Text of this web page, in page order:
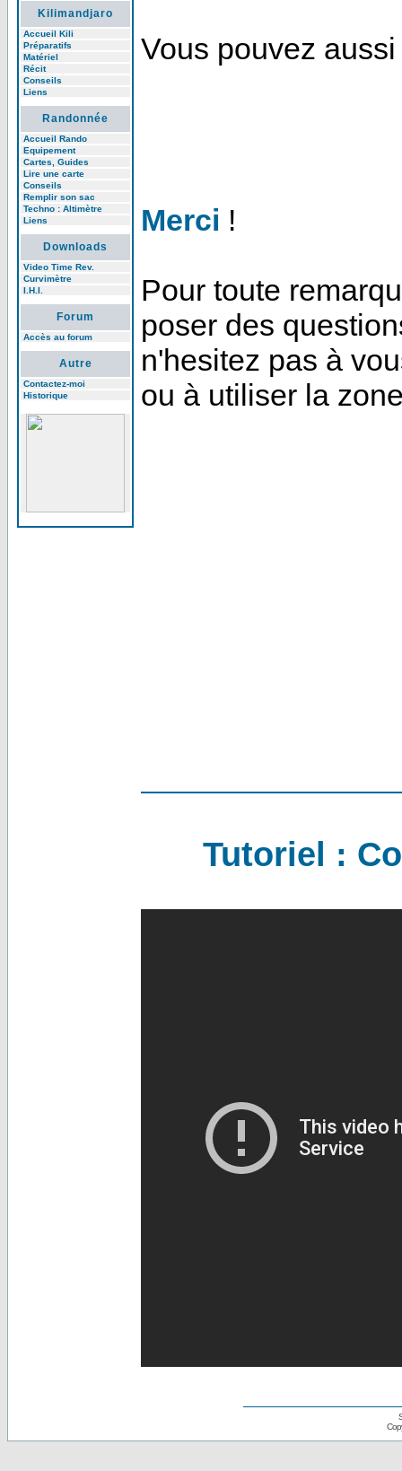
Kilimandjaro
Accueil Kili
Préparatifs
Matériel
Récit
Conseils
Liens
Randonnée
Accueil Rando
Equipement
Cartes, Guides
Lire une carte
Conseils
Remplir son sac
Techno : Altimètre
Liens
Downloads
Video Time Rev.
Curvimètre
I.H.I.
Forum
Accès au forum
Autre
Contactez-moi
Historique
Vous pouvez
Merci !
Pour toute
poser des
n'hesitez pas à
ou à utiliser la
Tutoriel :